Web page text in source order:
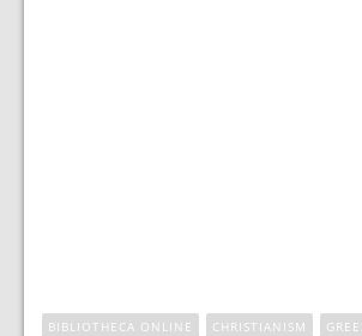
BIBLIOTHECA ONLINE CHRISTIANISM